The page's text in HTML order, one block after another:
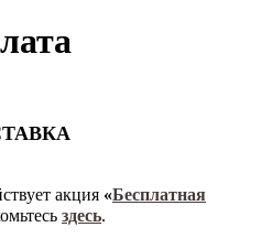
акция «Бесплатная
здесь.